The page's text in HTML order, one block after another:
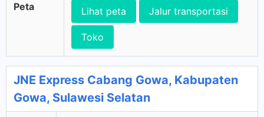
Peta Lihat peta Jalur transportasi
Toko
JNE Express Cabang Gowa, Kabupaten
Gowa, Sulawesi Selatan